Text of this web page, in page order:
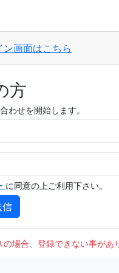
画面はこちら
方
わせを開始します。
に同意の上ご利用下さい。
信
場合、登録できない事があ